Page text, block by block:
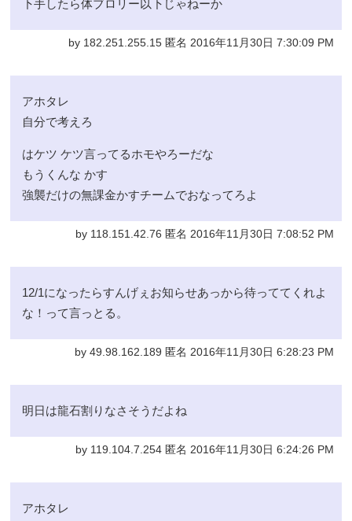
下手したら体ブロリー以下じゃねーか
by 182.251.255.15 匿名 2016年11月30日 7:30:09 PM
アホタレ
自分で考えろ
はケツ ケツ言ってるホモやろーだな
もうくんな かす
強襲だけの無課金かすチームでおなってろよ
by 118.151.42.76 匿名 2016年11月30日 7:08:52 PM
12/1になったらすんげぇお知らせあっから待っててくれよ
な！って言っとる。
by 49.98.162.189 匿名 2016年11月30日 6:28:23 PM
明日は龍石割りなさそうだよね
by 119.104.7.254 匿名 2016年11月30日 6:24:26 PM
アホタレ